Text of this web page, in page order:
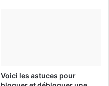
Voici les astuces pour